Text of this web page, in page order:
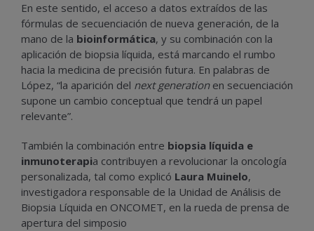
En este sentido, el acceso a datos extraídos de las
fórmulas de secuenciación de nueva generación, de la
mano de la bioinformática, y su combinación con la
aplicación de biopsia líquida, está marcando el rumbo
hacia la medicina de precisión futura. En palabras de
López, “la aparición del next generationen secuenciación
supone un cambio conceptual que tendrá un papel
relevante”.
También la combinación entre biopsia líquida e
inmunoterapia contribuyen a revolucionar la oncología
personalizada, tal como explicó Laura Muinelo,
investigadora responsable de la Unidad de Análisis de
Biopsia Líquida en ONCOMET, en la rueda de prensa de
apertura del simposio